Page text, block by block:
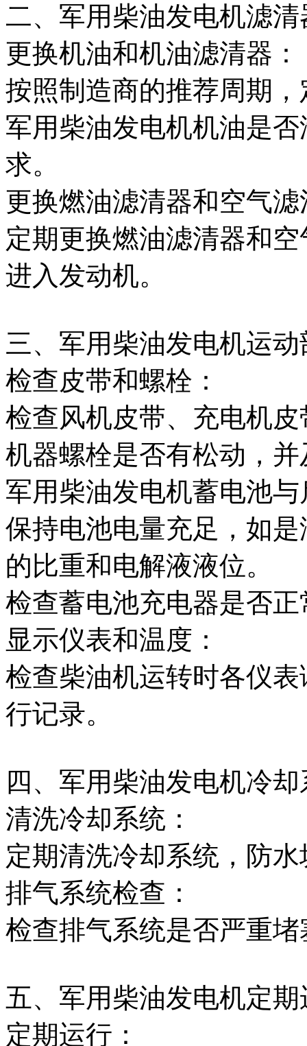
二、军用柴油发电机滤
更换机油和机油滤清器：
按照制造商的推荐周期
军用柴油发电机机油是
求。
更换燃油滤清器和空气滤
定期更换燃油滤清器和
进入发动机。
三、军用柴油发电机运
检查皮带和螺栓：
检查风机皮带、充电机
机器螺栓是否有松动，
军用柴油发电机蓄电池
保持电池电量充足，如
的比重和电解液液位。
检查蓄电池充电器是否正
显示仪表和温度：
检查柴油机运转时各仪
行记录。
四、军用柴油发电机冷
清洗冷却系统：
定期清洗冷却系统，防
排气系统检查：
检查排气系统是否严重
五、军用柴油发电机定
定期运行：